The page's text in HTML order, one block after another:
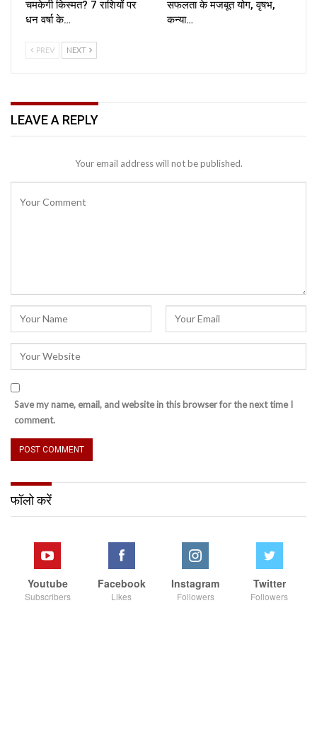
चमकेगी किस्मत? 7 राशियों पर
धन वर्षा के…
सफलता के मजबूत योग, वृषभ,
कन्या…
PREV NEXT
LEAVE A REPLY
Your email address will not be published.
Save my name, email, and website in this browser for the next time I
comment.
फॉलो करें
Youtube
Subscribers
Facebook
Likes
Instagram
Followers
Twitter
Followers